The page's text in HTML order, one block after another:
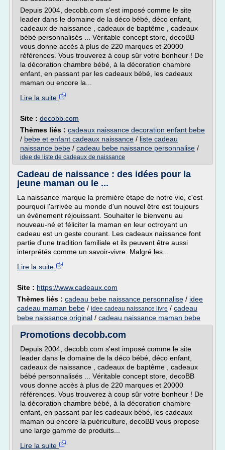
Depuis 2004, decobb.com s'est imposé comme le site
leader dans le domaine de la déco bébé, déco enfant,
cadeaux de naissance , cadeaux de baptême , cadeaux
bébé personnalisés ... Véritable concept store, decoBB
vous donne accès à plus de 220 marques et 20000
références. Vous trouverez à coup sûr votre bonheur ! De
la décoration chambre bébé, à la décoration chambre
enfant, en passant par les cadeaux bébé, les cadeaux
maman ou encore la...
Lire la suite
Site : decobb.com
Thèmes liés : cadeaux naissance decoration enfant bebe
/ bebe et enfant cadeaux naissance / liste cadeau
naissance bebe / cadeau bebe naissance personnalise /
idee de liste de cadeaux de naissance
Cadeau de naissance : des idées pour la
jeune maman ou le ...
La naissance marque la première étape de notre vie, c'est
pourquoi l'arrivée au monde d'un nouvel être est toujours
un événement réjouissant. Souhaiter le bienvenu au
nouveau-né et féliciter la maman en leur octroyant un
cadeau est un geste courant. Les cadeaux naissance font
partie d'une tradition familiale et ils peuvent être aussi
interprétés comme un savoir-vivre. Malgré les...
Lire la suite
Site : https://www.cadeaux.com
Thèmes liés : cadeau bebe naissance personnalise / idee
cadeau maman bebe / idee cadeau naissance livre / cadeau
bebe naissance original / cadeau naissance maman bebe
Promotions decobb.com
Depuis 2004, decobb.com s'est imposé comme le site
leader dans le domaine de la déco bébé, déco enfant,
cadeaux de naissance , cadeaux de baptême , cadeaux
bébé personnalisés ... Véritable concept store, decoBB
vous donne accès à plus de 220 marques et 20000
références. Vous trouverez à coup sûr votre bonheur ! De
la décoration chambre bébé, à la décoration chambre
enfant, en passant par les cadeaux bébé, les cadeaux
maman ou encore la puériculture, decoBB vous propose
une large gamme de produits...
Lire la suite